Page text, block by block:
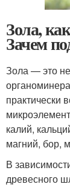
Зола,
Зачем
Зола — это
практически
калий,
магний, бор,
В
древесного